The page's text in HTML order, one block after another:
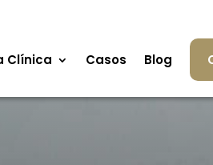
Clínica Casos Blog